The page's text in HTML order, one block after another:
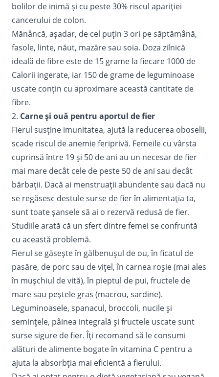
bolilor de inimă și cu peste 30% riscul apariţiei
cancerului de colon.
Mănâncă, așadar, de cel puțin 3 ori pe săptămână,
fasole, linte, năut, mazăre sau soia. Doza zilnică
ideală de fibre este de 15 grame la fiecare 1000 de
Calorii ingerate, iar 150 de grame de leguminoase
uscate conțin cu aproximare această cantitate de
fibre.
2. Carne și ouă pentru aportul de fier
Fierul susține imunitatea, ajută la reducerea oboselii,
scade riscul de anemie feriprivă. Femeile cu vârsta
cuprinsă între 19 și 50 de ani au un necesar de fier
mai mare decât cele de peste 50 de ani sau decât
bărbații. Dacă ai menstruații abundente sau dacă nu
se regăsesc destule surse de fier în alimentația ta,
sunt toate șansele să ai o rezervă redusă de fier.
Studiile arată că un sfert dintre femei se confruntă
cu această problemă.
Fierul se găsește în gălbenușul de ou, în ficatul de
pasăre, de porc sau de vițel, în carnea roșie (mai ales
în mușchiul de vită), în pieptul de pui, fructele de
mare sau peștele gras (macrou, sardine).
Leguminoasele, spanacul, broccoli, nucile și
semințele, pâinea integrală și fructele uscate sunt
surse sigure de fier. Îți recomand să le consumi
alături de alimente bogate în vitamina C pentru a
ajuta la absorbția mai eficientă a fierului.